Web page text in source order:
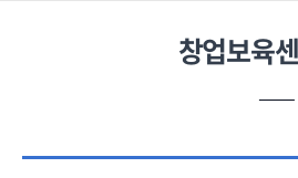
창업보육